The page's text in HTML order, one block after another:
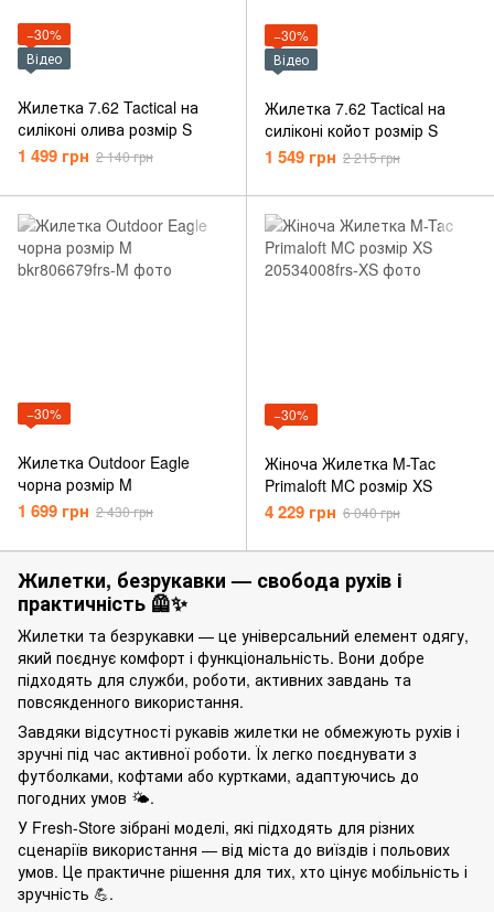
−30%
Відео
Жилетка 7.62 Tactical на
силіконі олива розмір S
1 499 грн 2 140 грн
−30%
Відео
Жилетка 7.62 Tactical на
силіконі койот розмір S
1 549 грн 2 215 грн
−30%
Жилетка Outdoor Eagle
чорна розмір M
1 699 грн 2 430 грн
−30%
Жіноча Жилетка M-Tac
Primaloft MC розмір XS
4 229 грн 6 040 грн
Жилетки, безрукавки — свобода рухів і
практичність 🦺✨
Жилетки та безрукавки — це універсальний елемент одягу,
який поєднує комфорт і функціональність. Вони добре
підходять для служби, роботи, активних завдань та
повсякденного використання.
Завдяки відсутності рукавів жилетки не обмежують рухів і
зручні під час активної роботи. Їх легко поєднувати з
футболками, кофтами або куртками, адаптуючись до
погодних умов 🌤️.
У Fresh-Store зібрані моделі, які підходять для різних
сценаріїв використання — від міста до виїздів і польових
умов. Це практичне рішення для тих, хто цінує мобільність і
зручність 💪.